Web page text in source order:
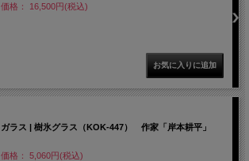
価格： 16,500円(税込)
ガラス | 樹氷グラス（KOK-447） 作家「岸本耕平」
価格： 5,060円(税込)